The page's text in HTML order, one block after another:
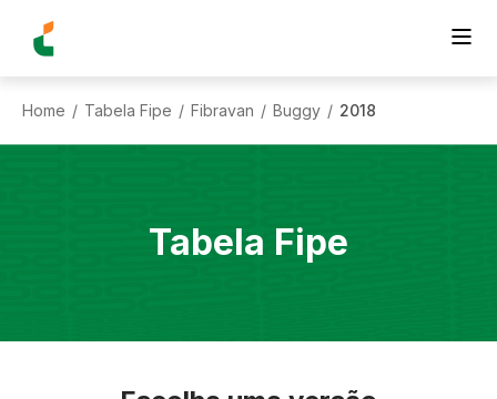
Home / Tabela Fipe / Fibravan / Buggy / 2018
Tabela Fipe